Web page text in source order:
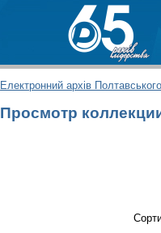
Електронний архів Полтавського
Просмотр